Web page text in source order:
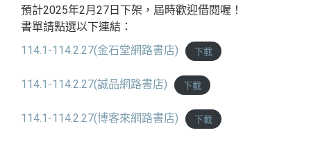
預計2025年2月27日下架，屆時歡迎借閱喔！
書單請點選以下連結：
114.1-114.2.27(金石堂網路書店)
下載
114.1-114.2.27(誠品網路書店) 下載
114.1-114.2.27(博客來網路書店) 下載